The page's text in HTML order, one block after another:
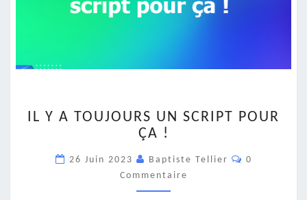
Y
A
UN
SCRIPT
POUR
IL Y A TOUJOURS UN SCRIPT POUR
ÇA !
26 Juin 2023 Baptiste Tellier
0
Commentaire